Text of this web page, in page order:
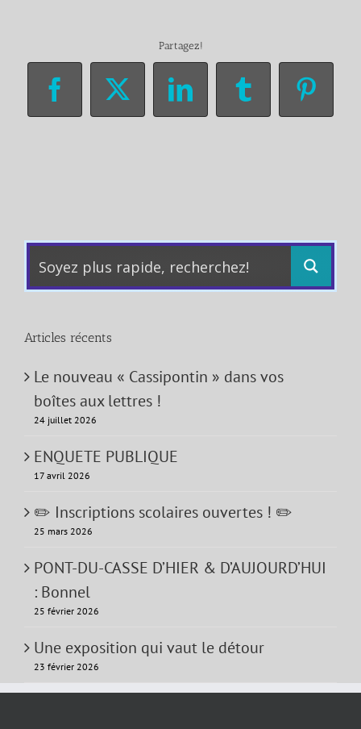
Partagez!
Facebook
X LinkedInTumblr
Articles récents
Le nouveau « Cassipontin » dans vos
boîtes aux lettres !
24 juillet 2026
ENQUETE PUBLIQUE
17 avril 2026
✏️ Inscriptions scolaires ouvertes ! ✏️
25 mars 2026
PONT-DU-CASSE D’HIER & D’AUJOURD’HUI
: Bonnel
25 février 2026
Une exposition qui vaut le détour
23 février 2026